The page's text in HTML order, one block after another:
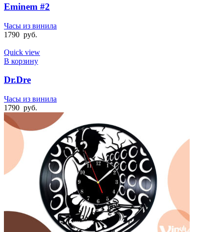
Eminem #2
Часы из винила
1790 руб.
Quick view
В корзину
Dr.Dre
Часы из винила
1790 руб.